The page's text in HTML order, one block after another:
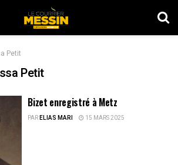
Petit
Petit
Bizet enregistré à Metz
PARELIAS MARI 15 MARS 2025